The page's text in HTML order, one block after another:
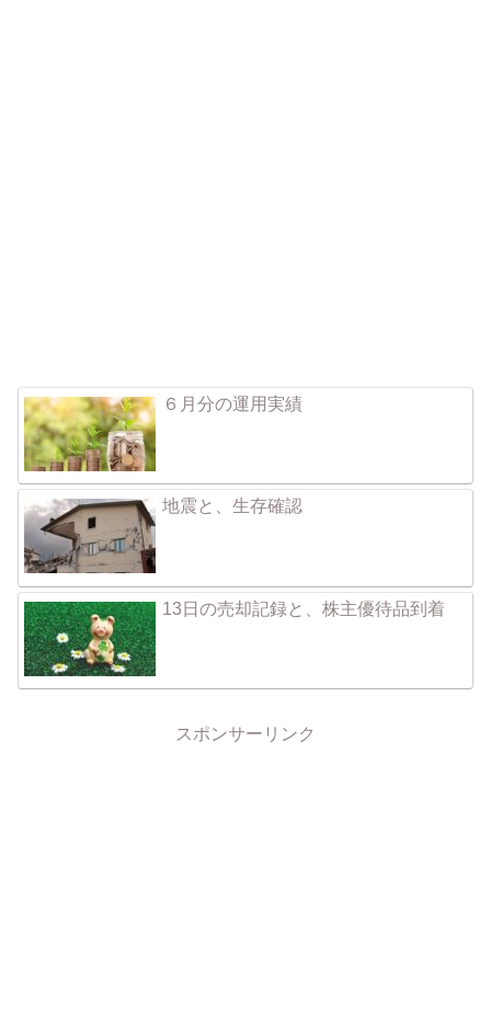
６月分の運用実績
地震と、生存確認
13日の売却記録と、株主優待品到着
スポンサーリンク